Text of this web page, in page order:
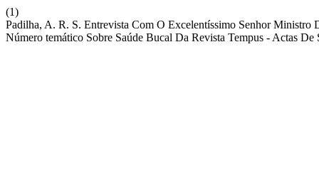
(1)
Padilha, A. R. S. Entrevista Com O Excelentíssimo Senhor Ministro
Número temático Sobre Saúde Bucal Da Revista Tempus - Actas